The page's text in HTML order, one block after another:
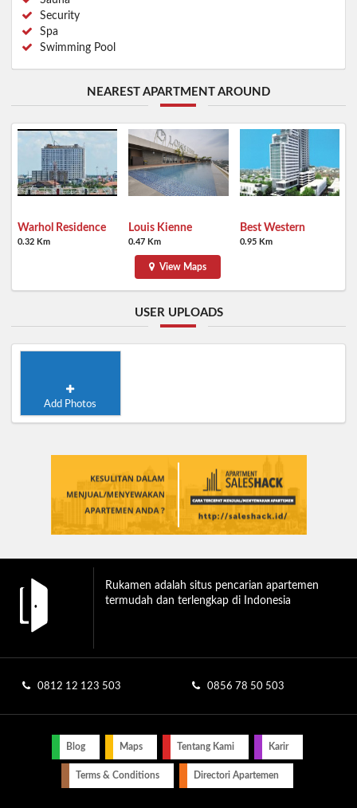
Security
Spa
Swimming Pool
NEAREST APARTMENT AROUND
Warhol Residence
0.32 Km
Louis Kienne
0.47 Km
Best Western
0.95 Km
View Maps
USER UPLOADS
Add Photos
Rukamen adalah situs pencarian apartemen
termudah dan terlengkap di Indonesia
0812 12 123 503 0856 78 50 503
Blog Maps Tentang Kami Karir
Terms & Conditions Directori Apartemen